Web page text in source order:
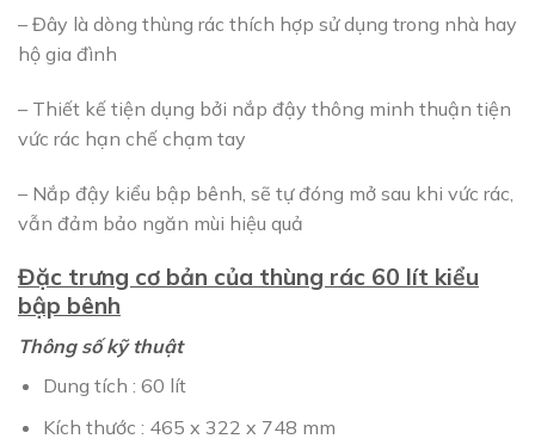
– Đây là dòng thùng rác thích hợp sử dụng trong nhà hay
hộ gia đình
– Thiết kế tiện dụng bởi nắp đậy thông minh thuận tiện
vức rác hạn chế chạm tay
– Nắp đậy kiểu bập bênh, sẽ tự đóng mở sau khi vức rác,
vẫn đảm bảo ngăn mùi hiệu quả
Đặc trưng cơ bản của thùng rác 60 lít kiểu
bập bênh
Thông số kỹ thuật
Dung tích : 60 lít
Kích thước : 465 x 322 x 748 mm